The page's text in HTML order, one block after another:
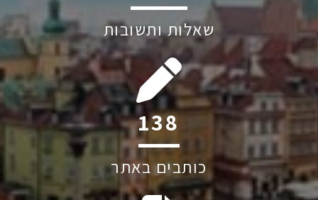
שאלות ותשובות
194
כותבים באתר